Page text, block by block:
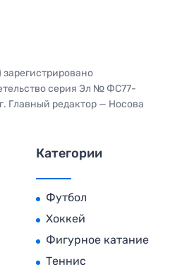
серия Эл № ФС77-
Главный редактор — Носова
Категории
Футбол
Хоккей
Фигурное катание
Теннис